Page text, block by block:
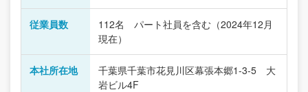
従業員数
112名 パート社員を含む（2024年12月
現在）
本社所在地
千葉県千葉市花見川区幕張本郷1-3-5 大
岩ビル4F